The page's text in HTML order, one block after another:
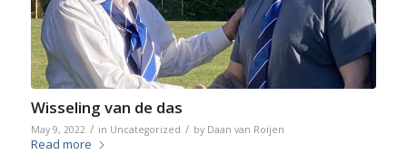
Wisseling van de das
May 9, 2022 / in Uncategorized / by Daan van Roijen
Read more